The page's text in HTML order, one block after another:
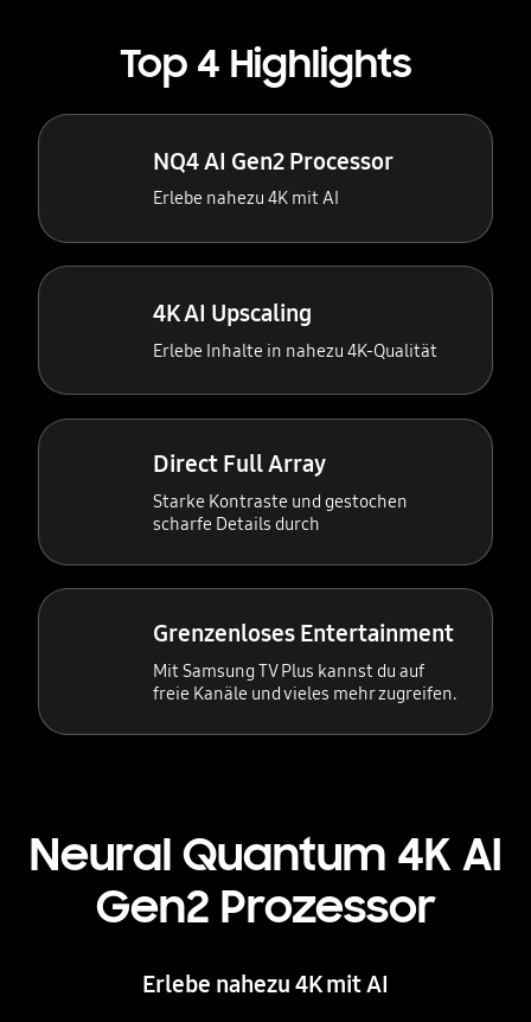
Top 4 Highlights
NQ4 AI Gen2 Processor
Erlebe nahezu 4K mit AI
4K AI Upscaling
Erlebe Inhalte in nahezu 4K-Qualität
Direct Full Array
Starke Kontraste und gestochen
scharfe Details durch
Grenzenloses Entertainment
Mit Samsung TV Plus kannst du auf
freie Kanäle und vieles mehr zugreifen.
Neural Quantum 4K AI
Gen2 Prozessor
Erlebe nahezu 4K mit AI